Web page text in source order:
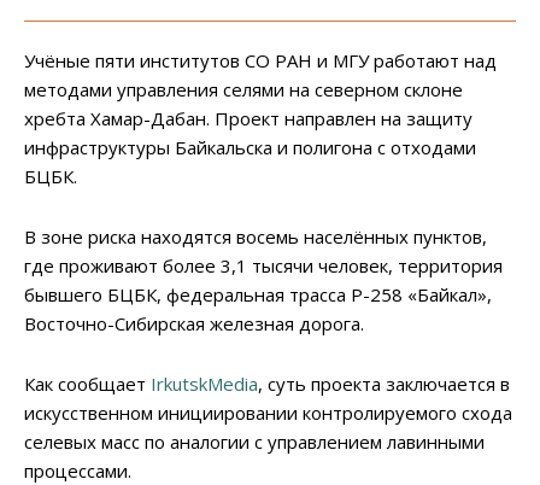
Учёные пяти институтов СО РАН и МГУ работают над
методами управления селями на северном склоне
хребта Хамар-Дабан. Проект направлен на защиту
инфраструктуры Байкальска и полигона с отходами
БЦБК.
В зоне риска находятся восемь населённых пунктов,
где проживают более 3,1 тысячи человек, территория
бывшего БЦБК, федеральная трасса Р-258 «Байкал»,
Восточно-Сибирская железная дорога.
Как сообщает IrkutskMedia, суть проекта заключается в
искусственном инициировании контролируемого схода
селевых масс по аналогии с управлением лавинными
процессами.